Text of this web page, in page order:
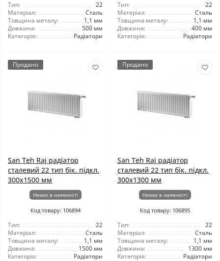
Тип:
22
Матеріал:
Сталь
Товщина металу:
1,1 мм
Довжина:
500 мм
Категорія:
Радіатори
Тип:
22
Матеріал:
Сталь
Товщина металу:
1,1 мм
Довжина:
400 мм
Категорія:
Радіатори
Продано
San Teh Raj радіатор
сталевий 22 тип бік. підкл.
300x1500 мм
Немає в наявності
Код товару: 106894
Тип:
22
Матеріал:
Сталь
Товщина металу:
1,1 мм
Довжина:
1500 мм
Категорія:
Радіатори
Продано
San Teh Raj радіатор
сталевий 22 тип бік. підкл.
300x1300 мм
Немає в наявності
Код товару: 106895
Тип:
22
Матеріал:
Сталь
Товщина металу:
1,1 мм
Довжина:
1300 мм
Категорія:
Радіатори